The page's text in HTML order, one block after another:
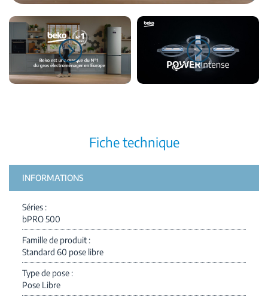
Fiche technique
INFORMATIONS
Séries
bPRO 500
Famille de produit
Standard 60 pose libre
Type de pose
Pose Libre